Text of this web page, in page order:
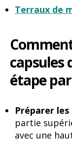
Terraux de
capsules
étape
Préparer
partie
avec une